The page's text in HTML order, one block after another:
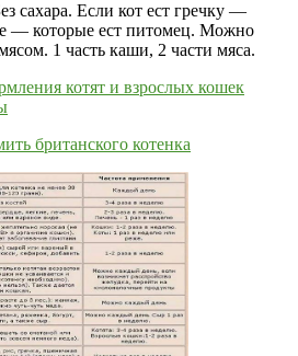
сахара. Если кот ест гречку —
— которые ест питомец. Можно
1 часть каши, 2 части мяса.